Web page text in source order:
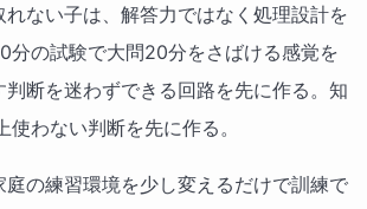
ない子は、解答力ではなく処理設計を
分の試験で大問20分をさばける感覚を
判断を迷わずできる回路を先に作る。知
わない判断を先に作る。
庭の練習環境を少し変えるだけで訓練で